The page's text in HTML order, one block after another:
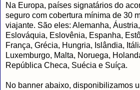
Na Europa, países signatários do
seguro com cobertura mínima de 30
viajante. São eles: Alemanha,
Eslováquia, Eslovênia, Espanha,
França, Grécia, Hungria, Islândia,
Luxemburgo, Malta, Noruega,
República Checa, Suécia e Suíça.
No banner abaixo, disponibilizamos